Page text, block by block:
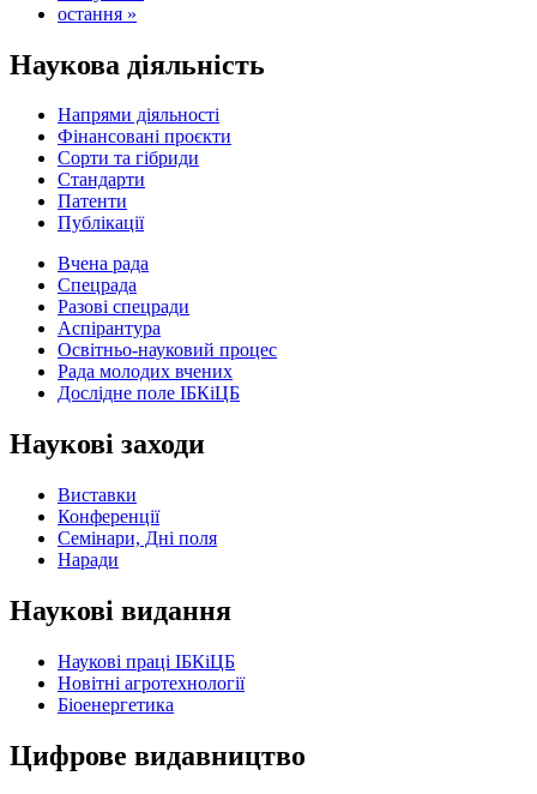
остання »
Наукова діяльність
Напрями діяльності
Фінансовані проєкти
Сорти та гібриди
Стандарти
Патенти
Публікації
Вчена рада
Спецрада
Разові спецради
Аспірантура
Освітньо-науковий процес
Рада молодих вчених
Дослідне поле ІБКіЦБ
Наукові заходи
Виставки
Конференції
Семінари, Дні поля
Наради
Наукові видання
Наукові праці ІБКіЦБ
Новітні агротехнології
Бiоенергетика
Цифрове видавництво